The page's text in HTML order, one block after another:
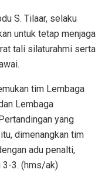
S. Tilaar, selaku
untuk tetap menjaga
tali silaturahmi serta
tim Lembaga
Lembaga
yang
dimenangkan tim
adu penalti,
3-3. (hms/ak)